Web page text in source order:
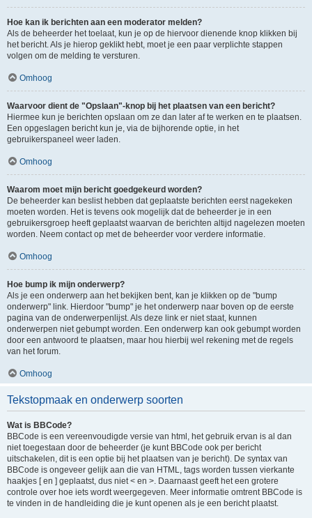
Hoe kan ik berichten aan een moderator melden?
Als de beheerder het toelaat, kun je op de hiervoor dienende knop klikken bij
het bericht. Als je hierop geklikt hebt, moet je een paar verplichte stappen
volgen om de melding te versturen.
Omhoog
Waarvoor dient de "Opslaan"-knop bij het plaatsen van een bericht?
Hiermee kun je berichten opslaan om ze dan later af te werken en te plaatsen.
Een opgeslagen bericht kun je, via de bijhorende optie, in het
gebruikerspaneel weer laden.
Omhoog
Waarom moet mijn bericht goedgekeurd worden?
De beheerder kan beslist hebben dat geplaatste berichten eerst nagekeken
moeten worden. Het is tevens ook mogelijk dat de beheerder je in een
gebruikersgroep heeft geplaatst waarvan de berichten altijd nagelezen moeten
worden. Neem contact op met de beheerder voor verdere informatie.
Omhoog
Hoe bump ik mijn onderwerp?
Als je een onderwerp aan het bekijken bent, kan je klikken op de "bump
onderwerp" link. Hierdoor "bump" je het onderwerp naar boven op de eerste
pagina van de onderwerpenlijst. Als deze link er niet staat, kunnen
onderwerpen niet gebumpt worden. Een onderwerp kan ook gebumpt worden
door een antwoord te plaatsen, maar hou hierbij wel rekening met de regels
van het forum.
Omhoog
Tekstopmaak en onderwerp soorten
Wat is BBCode?
BBCode is een vereenvoudigde versie van html, het gebruik ervan is al dan
niet toegestaan door de beheerder (je kunt BBCode ook per bericht
uitschakelen, dit is een optie bij het plaatsen van je bericht). De syntax van
BBCode is ongeveer gelijk aan die van HTML, tags worden tussen vierkante
haakjes [ en ] geplaatst, dus niet < en >. Daarnaast geeft het een grotere
controle over hoe iets wordt weergegeven. Meer informatie omtrent BBCode is
te vinden in de handleiding die je kunt openen als je een bericht plaatst.